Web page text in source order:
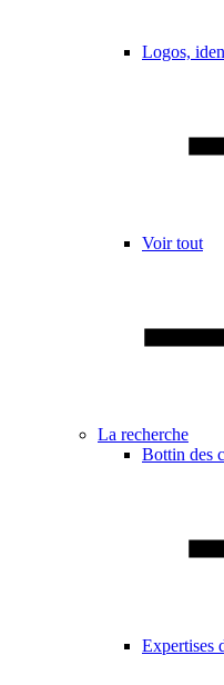
Logos,
Voir tout
La recherche
Bottin des
Expertises